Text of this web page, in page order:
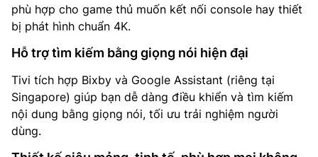
phù hợp cho game thủ muốn kết nối console hay thiết
bị phát hình chuẩn 4K.
Hỗ trợ tìm kiếm bằng giọng nói hiện đại
Tivi tích hợp Bixby và Google Assistant (riêng tại
Singapore) giúp bạn dễ dàng điều khiển và tìm kiếm
nội dung bằng giọng nói, tối ưu trải nghiệm người
dùng.